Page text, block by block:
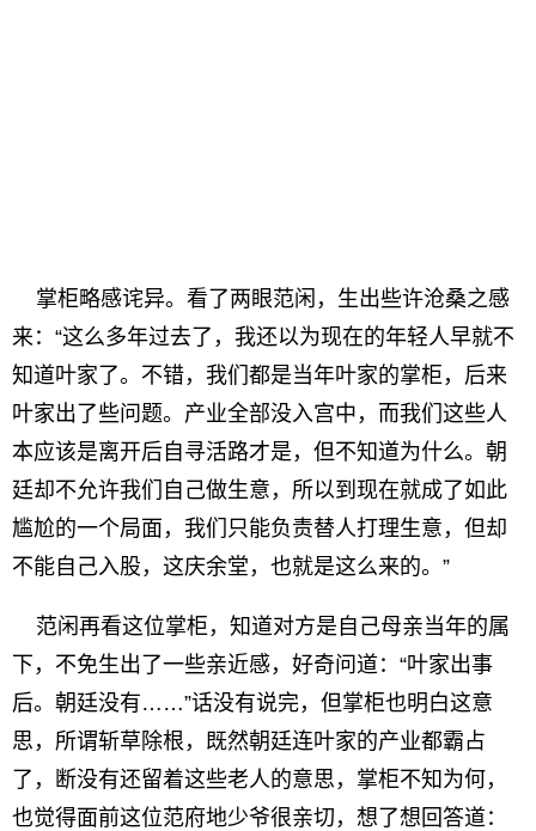
掌柜略感诧异。看了两眼范闲，生出些许沧桑之感
来：“这么多年过去了，我还以为现在的年轻人早就不
知道叶家了。不错，我们都是当年叶家的掌柜，后来
叶家出了些问题。产业全部没入宫中，而我们这些人
本应该是离开后自寻活路才是，但不知道为什么。朝
廷却不允许我们自己做生意，所以到现在就成了如此
尴尬的一个局面，我们只能负责替人打理生意，但却
不能自己入股，这庆余堂，也就是这么来的。”
范闲再看这位掌柜，知道对方是自己母亲当年的属
下，不免生出了一些亲近感，好奇问道：“叶家出事
后。朝廷没有……”话没有说完，但掌柜也明白这意
思，所谓斩草除根，既然朝廷连叶家的产业都霸占
了，断没有还留着这些老人的意思，掌柜不知为何，
也觉得面前这位范府地少爷很亲切，想了想回答道：